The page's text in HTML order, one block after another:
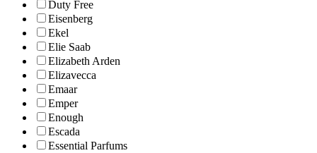
Duty Free
Eisenberg
Ekel
Elie Saab
Elizabeth Arden
Elizavecca
Emaar
Emper
Enough
Escada
Essential Parfums